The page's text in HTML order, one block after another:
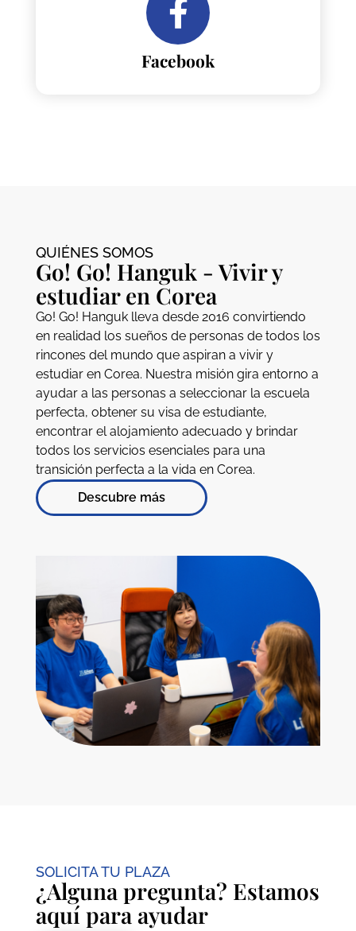
Facebook
QUIÉNES SOMOS
Go! Go! Hanguk - Vivir y
estudiar en Corea
Go! Go! Hanguk lleva desde 2016 convirtiendo
en realidad los sueños de personas de todos los
rincones del mundo que aspiran a vivir y
estudiar en Corea. Nuestra misión gira entorno a
ayudar a las personas a seleccionar la escuela
perfecta, obtener su visa de estudiante,
encontrar el alojamiento adecuado y brindar
todos los servicios esenciales para una
transición perfecta a la vida en Corea.
Descubre más
SOLICITA TU PLAZA
¿Alguna pregunta? Estamos
aquí para ayudar